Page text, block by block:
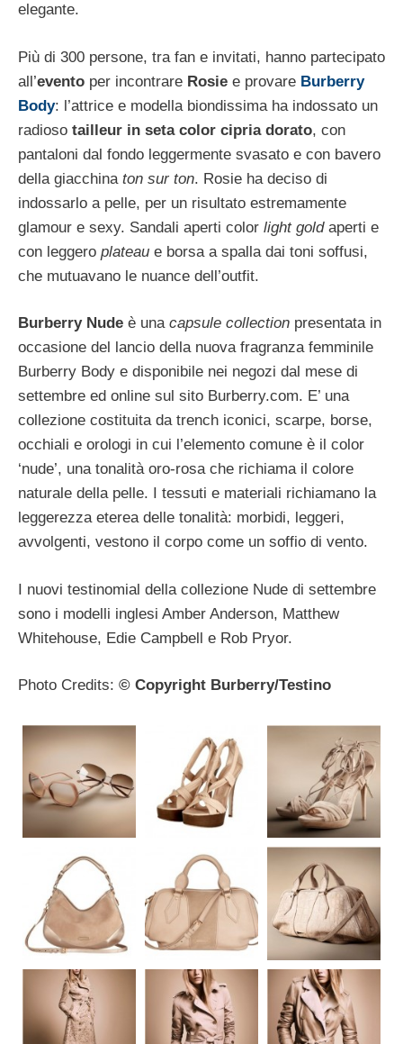
elegante.
Più di 300 persone, tra fan e invitati, hanno partecipato
all’evento per incontrare Rosie e provare Burberry
Body: l’attrice e modella biondissima ha indossato un
radioso tailleur in seta color cipria dorato, con
pantaloni dal fondo leggermente svasato e con bavero
della giacchina ton sur ton. Rosie ha deciso di
indossarlo a pelle, per un risultato estremamente
glamour e sexy. Sandali aperti color light goldaperti e
con leggero plateau e borsa a spalla dai toni soffusi,
che mutuavano le nuance dell’outfit.
Burberry Nude è una capsule collection presentata in
occasione del lancio della nuova fragranza femminile
Burberry Body e disponibile nei negozi dal mese di
settembre ed online sul sito Burberry.com. E’ una
collezione costituita da trench iconici, scarpe, borse,
occhiali e orologi in cui l’elemento comune è il color
‘nude’, una tonalità oro-rosa che richiama il colore
naturale della pelle. I tessuti e materiali richiamano la
leggerezza eterea delle tonalità: morbidi, leggeri,
avvolgenti, vestono il corpo come un soffio di vento.
I nuovi testinomial della collezione Nude di settembre
sono i modelli inglesi Amber Anderson, Matthew
Whitehouse, Edie Campbell e Rob Pryor.
Photo Credits: © Copyright Burberry/Testino